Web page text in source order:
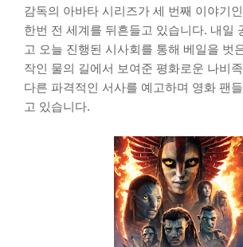
감독의 아바타 시리즈가 세 번째 이야기
한번 전 세계를 뒤흔들고 있습니다. 내일
고 오늘 진행된 시사회를 통해 베일을 벗
작인 물의 길에서 보여준 평화로운 나비
다른 파격적인 서사를 예고하며 영화 팬
고 있습니다.